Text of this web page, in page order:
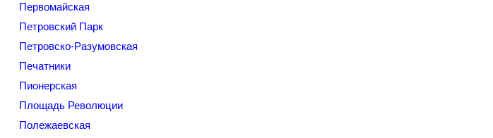
Первомайская
Петровский Парк
Петровско-Разумовская
Печатники
Пионерская
Площадь Революции
Полежаевская